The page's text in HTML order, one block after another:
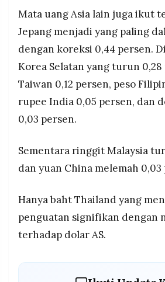
Mata uang Asia lain juga ikut
Jepang menjadi yang paling
dengan koreksi 0,44 persen.
Korea Selatan yang turun
Taiwan 0,12 persen, peso
rupee India 0,05 persen, dan
0,03 persen.
Sementara ringgit Malaysia
dan yuan China melemah 0,03
Hanya baht Thailand yang
penguatan signifikan dengan
terhadap dolar AS.